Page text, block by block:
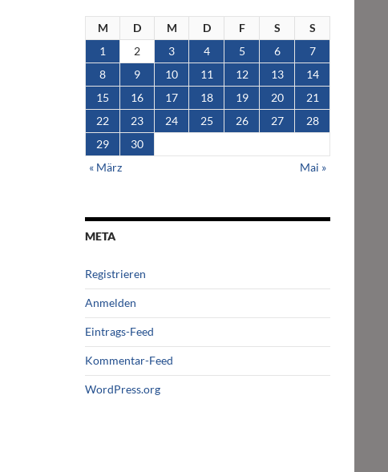
M D M D F S
S
1
2 3 4 5 6
7
8
9 10 11 12 13
14
15
16 17 18 19 20
21
22
23 24 25 26 27
28
29
30
« März
Mai »
META
Registrieren
Anmelden
Eintrags-Feed
Kommentar-Feed
WordPress.org